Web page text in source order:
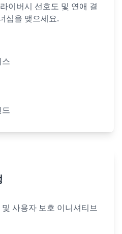
이버시 선호도 및 연애 결
십을 맺으세요.
사용자 보호 이니셔티브